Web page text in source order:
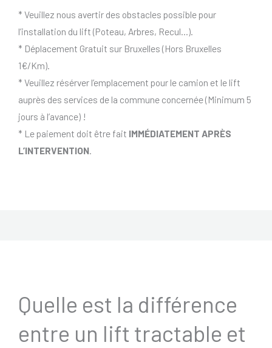
* Veuillez nous avertir des obstacles possible pour
l’installation du lift (Poteau, Arbres, Recul…).
* Déplacement Gratuit sur Bruxelles (Hors Bruxelles
1€/Km).
* Veuillez résérver l’emplacement pour le camion et le lift
auprès des services de la commune concernée (Minimum 5
jours à l’avance) !
* Le paiement doit être fait IMMÉDIATEMENT APRÈS
L’INTERVENTION
Quelle est la différence
entre un lift tractable et